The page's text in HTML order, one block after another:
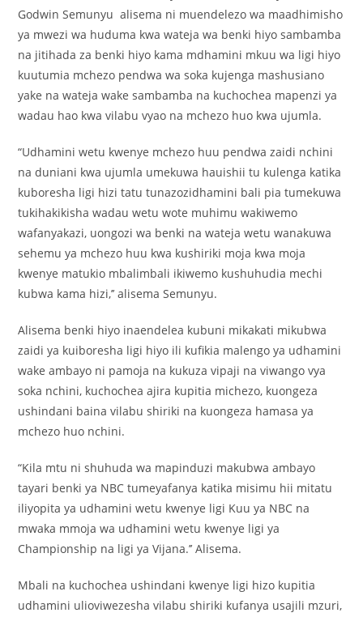
Godwin Semunyu alisema ni muendelezo wa maadhimisho
ya mwezi wa huduma kwa wateja wa benki hiyo sambamba
na jitihada za benki hiyo kama mdhamini mkuu wa ligi hiyo
kuutumia mchezo pendwa wa soka kujenga mashusiano
yake na wateja wake sambamba na kuchochea mapenzi ya
wadau hao kwa vilabu vyao na mchezo huo kwa ujumla.
“Udhamini wetu kwenye mchezo huu pendwa zaidi nchini
na duniani kwa ujumla umekuwa hauishii tu kulenga katika
kuboresha ligi hizi tatu tunazozidhamini bali pia tumekuwa
tukihakikisha wadau wetu wote muhimu wakiwemo
wafanyakazi, uongozi wa benki na wateja wetu wanakuwa
sehemu ya mchezo huu kwa kushiriki moja kwa moja
kwenye matukio mbalimbali ikiwemo kushuhudia mechi
kubwa kama hizi,’’ alisema Semunyu.
Alisema benki hiyo inaendelea kubuni mikakati mikubwa
zaidi ya kuiboresha ligi hiyo ili kufikia malengo ya udhamini
wake ambayo ni pamoja na kukuza vipaji na viwango vya
soka nchini, kuchochea ajira kupitia michezo, kuongeza
ushindani baina vilabu shiriki na kuongeza hamasa ya
mchezo huo nchini.
“Kila mtu ni shuhuda wa mapinduzi makubwa ambayo
tayari benki ya NBC tumeyafanya katika misimu hii mitatu
iliyopita ya udhamini wetu kwenye ligi Kuu ya NBC na
mwaka mmoja wa udhamini wetu kwenye ligi ya
Championship na ligi ya Vijana.’’ Alisema.
Mbali na kuchochea ushindani kwenye ligi hizo kupitia
udhamini ulioviwezesha vilabu shiriki kufanya usajili mzuri,